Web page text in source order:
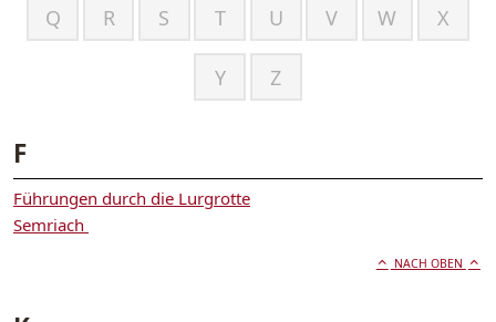
Q R S T U V W X
Y Z
F
Führungen durch die Lurgrotte
Semriach
NACH OBEN